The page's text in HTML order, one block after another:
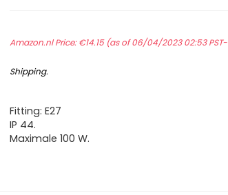
Amazon.nl Price:€14.15(as of 06/04/2023 02:53 PST-
Shipping.
Fitting: E27
IP 44.
Maximale 100 W.